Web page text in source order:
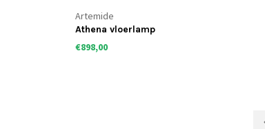
Artemide
Athena vloerlamp
€898,00